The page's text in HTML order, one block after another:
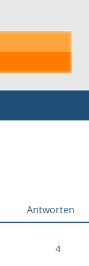
Antworten
4